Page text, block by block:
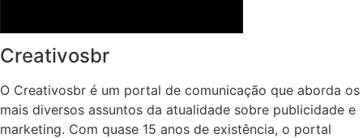
Creativosbr
O Creativosbr é um portal de comunicação que aborda os
mais diversos assuntos da atualidade sobre publicidade e
marketing. Com quase 15 anos de existência, o portal